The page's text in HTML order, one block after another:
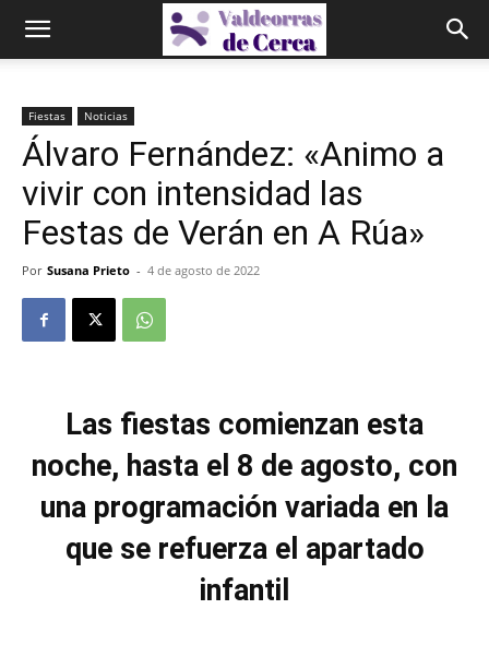
Fiestas Noticias
Álvaro Fernández: «Animo a
vivir con intensidad las
Festas de Verán en A Rúa»
Por Susana Prieto - 4 de agosto de 2022
Las fiestas comienzan esta
noche, hasta el 8 de agosto, con
una programación variada en la
que se refuerza el apartado
infantil